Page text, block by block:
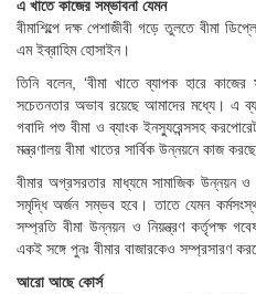
এ খাতে কাজের সম্ভাবনা যেমন
বীমাশিল্পে দক্ষ পেশাজীবী গড়ে তুলতে বীমা
এম ইব্রাহিম হোসাইন।
তিনি বলেন, ‘বীমা খাতে ব্যাপক হারে
সচেতনতার অভাব রয়েছে আমাদের মধ্যে। এ
গবাদি পশু বীমা ও ব্যাংক ইনস্যুরেন্সসহ
মন্ত্রণালয় বীমা খাতের সার্বিক উন্নয়নে কাজ
বীমার অগ্রসরতার মাধ্যমে সামাজিক উন্নয়ন
সমৃদ্ধি অর্জন সম্ভব হবে। তাতে যেমন
সম্প্রতি বীমা উন্নয়ন ও নিয়ন্ত্রণ কর্তৃপক্ষ
একই সঙ্গে পুনঃ বীমার বাজারকেও সম্প্রসারণ
আরো আছে কোর্স